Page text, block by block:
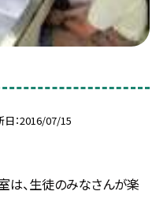
日 2016/07/15
は、生徒のみなさんが楽